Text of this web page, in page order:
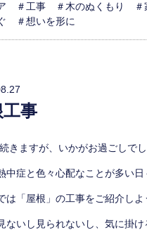
＃工事 ＃木のぬくもり ＃
＃想いを形に
工事
きますが、いかがお過ごしでし
中症と色々心配なことが多い日
は「屋根」の工事をご紹介しよ
ないし見られないし、気に掛け